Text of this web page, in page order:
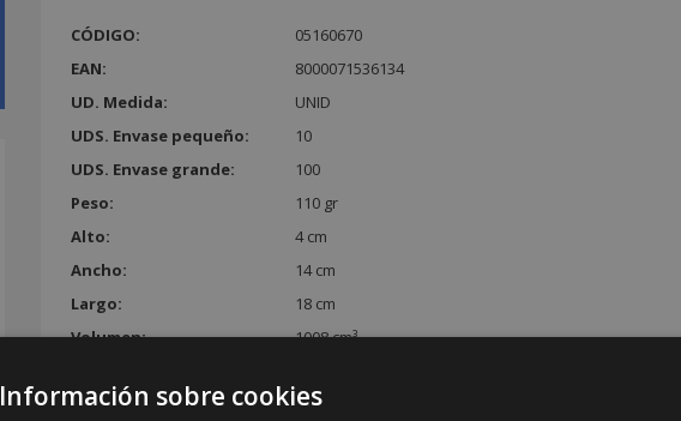
CÓDIGO:
05160670
EAN:
8000071536134
UD. Medida:
UNID
UDS. Envase pequeño:
10
UDS. Envase grande:
100
Peso:
110 gr
Alto:
4 cm
Ancho:
14 cm
Largo:
18 cm
Volumen:
1008 cm³
Información sobre cookies